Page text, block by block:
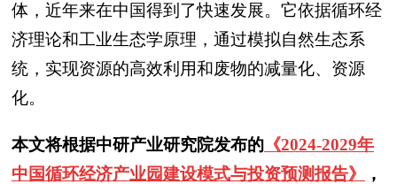
体，近年来在中国得到了快速发展。它依据循环经
济理论和工业生态学原理，通过模拟自然生态系
统，实现资源的高效利用和废物的减量化、资源
化。
本文将根据中研产业研究院发布的 《2024-2029年
中国循环经济产业园建设模式与投资预测报告》
，